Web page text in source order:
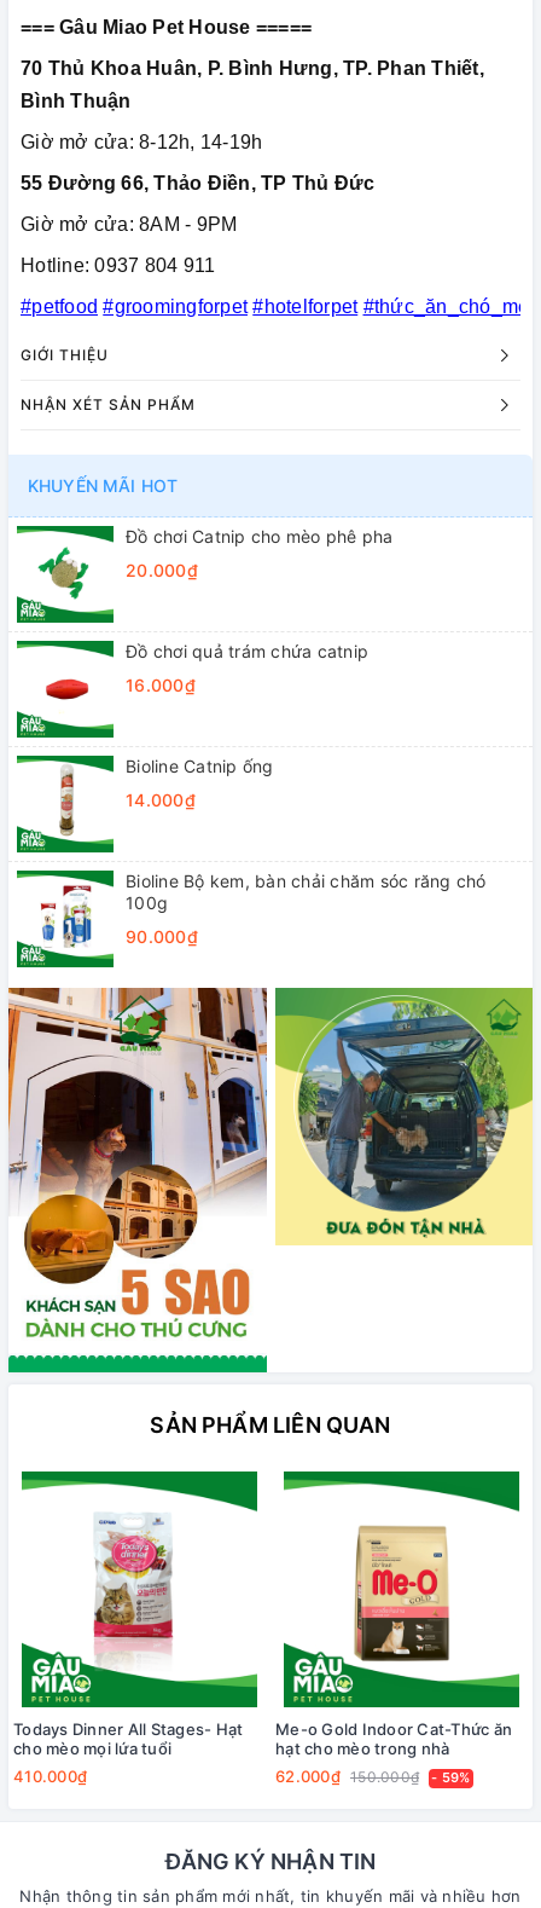
=== Gâu Miao Pet House =====
70 Thủ Khoa Huân, P. Bình Hưng, TP. Phan Thiết,
Bình Thuận
Giờ mở cửa: 8-12h, 14-19h
55 Đường 66, Thảo Điền, TP Thủ Đức
Giờ mở cửa: 8AM - 9PM
Hotline: 0937 804 911
#petfood #groomingforpet #hotelforpet #thức_ăn_chó_mèo
GIỚI THIỆU
NHẬN XÉT SẢN PHẨM
KHUYẾN MÃI HOT
Đồ chơi Catnip cho mèo phê pha
20.000₫
Đồ chơi quả trám chứa catnip
16.000₫
Bioline Catnip ống
14.000₫
Bioline Bộ kem, bàn chải chăm sóc răng chó
100g
90.000₫
SẢN PHẨM LIÊN QUAN
Todays Dinner All Stages- Hạt
cho mèo mọi lứa tuổi
410.000₫
Me-o Gold Indoor Cat-Thức ăn
hạt cho mèo trong nhà
62.000₫ 150.000₫ - 59%
ĐĂNG KÝ NHẬN TIN
Nhận thông tin sản phẩm mới nhất, tin khuyến mãi và nhiều hơn